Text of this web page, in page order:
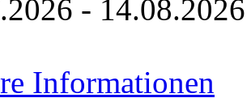
-
Informationen